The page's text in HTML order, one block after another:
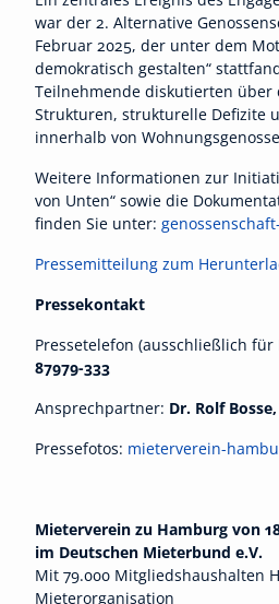
war der 2. Alternative
Februar 2025, der unter dem
demokratisch gestalten“
Teilnehmende diskutierten über
Strukturen, strukturelle Defizite
innerhalb von
Weitere Informationen zur
von Unten“ sowie die
finden Sie unter:
Pressemitteilung zum
Pressekontakt
Pressetelefon (ausschließlich
87979-333
Ansprechpartner: Dr. Rolf Bosse,
Pressefotos: mieterverein-
Mieterverein zu Hamburg von
im Deutschen Mieterbund e.V.
Mit 79.000 Mitgliedshaushalten
Mieterorganisation